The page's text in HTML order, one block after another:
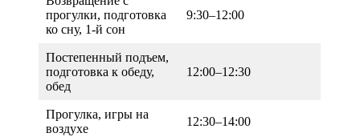
прогулки, подготовка
ко сну, 1-й сон
9:30–12:00
Постепенный подъем,
подготовка к обеду,
обед
12:00–12:30
Прогулка, игры на
воздухе
12:30–14:00